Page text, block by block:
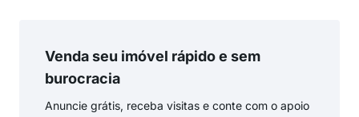
Venda seu imóvel rápido e sem
burocracia
Anuncie grátis, receba visitas e conte com o apoio